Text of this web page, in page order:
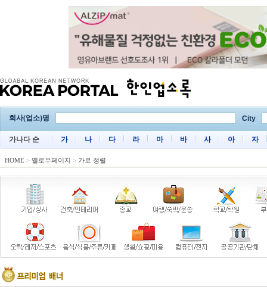
회사(업소)명 City
가나다 순 가 나 다 라 마 바 사 아 자
HOME > 옐로우페이지 > 가로 정렬